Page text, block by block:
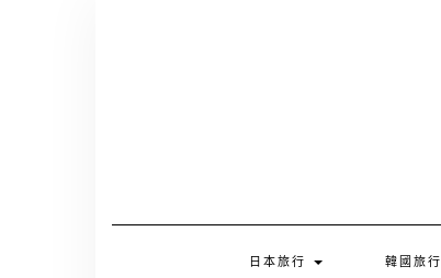
日本旅行 韓國旅行